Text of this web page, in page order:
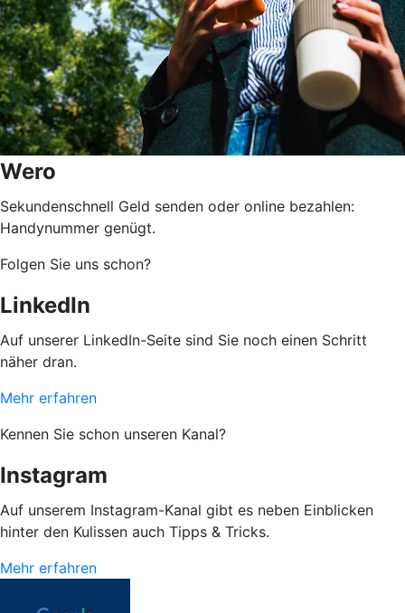
Wero
Sekundenschnell Geld senden oder online bezahlen:
Handynummer genügt.
Folgen Sie uns schon?
LinkedIn
Auf unserer LinkedIn-Seite sind Sie noch einen Schritt
näher dran.
Mehr erfahren
Kennen Sie schon unseren Kanal?
Instagram
Auf unserem Instagram-Kanal gibt es neben Einblicken
hinter den Kulissen auch Tipps & Tricks.
Mehr erfahren